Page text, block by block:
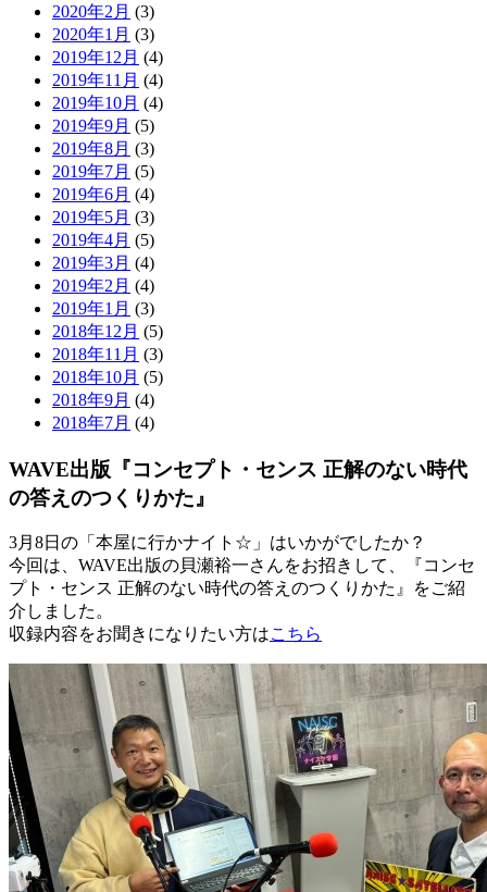
2020年2月 (3)
2020年1月 (3)
2019年12月 (4)
2019年11月 (4)
2019年10月 (4)
2019年9月 (5)
2019年8月 (3)
2019年7月 (5)
2019年6月 (4)
2019年5月 (3)
2019年4月 (5)
2019年3月 (4)
2019年2月 (4)
2019年1月 (3)
2018年12月 (5)
2018年11月 (3)
2018年10月 (5)
2018年9月 (4)
2018年7月 (4)
WAVE出版『コンセプト・センス 正解のない時代
の答えのつくりかた』
3月8日の「本屋に行かナイト☆」はいかがでしたか？
今回は、WAVE出版の貝瀬裕一さんをお招きして、『コンセ
プト・センス 正解のない時代の答えのつくりかた』をご紹
介しました。
収録内容をお聞きになりたい方はこちら